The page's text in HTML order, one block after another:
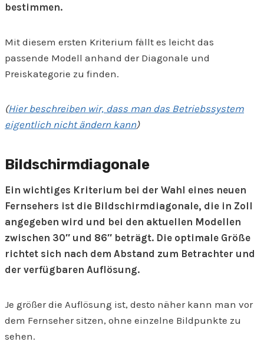
bestimmen.
Mit diesem ersten Kriterium fällt es leicht das
passende Modell anhand der Diagonale und
Preiskategorie zu finden.
(Hier beschreiben wir, dass man das Betriebssystem
eigentlich nicht ändern kann)
Bildschirmdiagonale
Ein wichtiges Kriterium bei der Wahl eines neuen
Fernsehers ist die Bildschirmdiagonale, die in Zoll
angegeben wird und bei den aktuellen Modellen
zwischen 30″ und 86″ beträgt. Die optimale Größe
richtet sich nach dem Abstand zum Betrachter und
der verfügbaren Auflösung.
Je größer die Auflösung ist, desto näher kann man vor
dem Fernseher sitzen, ohne einzelne Bildpunkte zu
sehen.